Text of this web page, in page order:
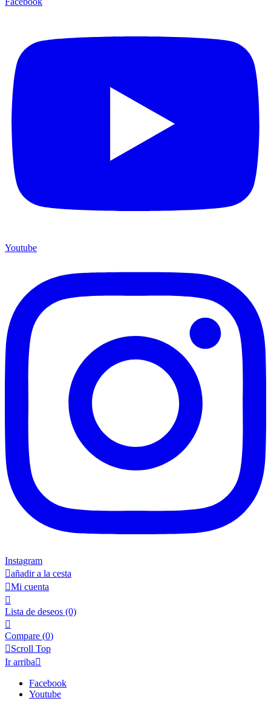
Youtube
Instagram
añadir a la cesta
Mi cuenta

Lista de deseos (0)

Compare (0)
Scroll Top
Ir arriba
Facebook
Youtube